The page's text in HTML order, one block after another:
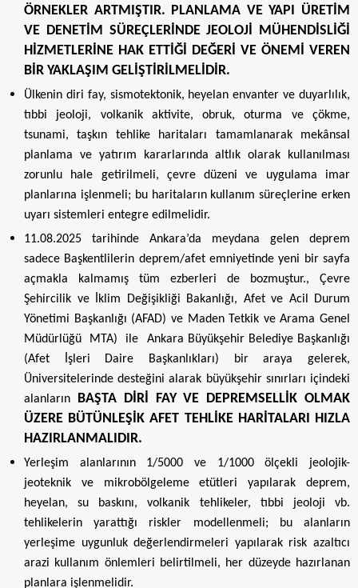
ÖRNEKLER ARTMIŞTIR. PLANLAMA VE YAPI ÜRETİM
VE DENETİM SÜREÇLERİNDE JEOLOJİ MÜHENDİSLİĞİ
HİZMETLERİNE HAK ETTİĞİ DEĞERİ VE ÖNEMİ VEREN
BİR YAKLAŞIM GELİŞTİRİLMELİDİR.
Ülkenin diri fay, sismotektonik, heyelan envanter ve duyarlılık,
tıbbi jeoloji, volkanik aktivite, obruk, oturma ve çökme,
tsunami, taşkın tehlike haritaları tamamlanarak mekânsal
planlama ve yatırım kararlarında altlık olarak kullanılması
zorunlu hale getirilmeli, çevre düzeni ve uygulama imar
planlarına işlenmeli; bu haritaların kullanım süreçlerine erken
uyarı sistemleri entegre edilmelidir.
11.08.2025 tarihinde Ankara’da meydana gelen deprem
sadece Başkentlilerin deprem/afet emniyetinde yeni bir sayfa
açmakla kalmamış tüm ezberleri de bozmuştur., Çevre
Şehircilik ve İklim Değişikliği Bakanlığı, Afet ve Acil Durum
Yönetimi Başkanlığı (AFAD) ve Maden Tetkik ve Arama Genel
Müdürlüğü MTA) ile Ankara Büyükşehir Belediye Başkanlığı
(Afet İşleri Daire Başkanlıkları) bir araya gelerek,
Üniversitelerinde desteğini alarak büyükşehir sınırları içindeki
alanların BAŞTA DİRİ FAY VE DEPREMSELLİK OLMAK
ÜZERE BÜTÜNLEŞİK AFET TEHLİKE HARİTALARI HIZLA
HAZIRLANMALIDIR.
Yerleşim alanlarının 1/5000 ve 1/1000 ölçekli jeolojik-
jeoteknik ve mikrobölgeleme etütleri yapılarak deprem,
heyelan, su baskını, volkanik tehlikeler, tıbbi jeoloji vb.
tehlikelerin yarattığı riskler modellenmeli; bu alanların
yerleşime uygunluk değerlendirmeleri yapılarak risk azaltıcı
arazi kullanım önlemleri belirtilmeli, her düzeyde hazırlanan
planlara işlenmelidir.